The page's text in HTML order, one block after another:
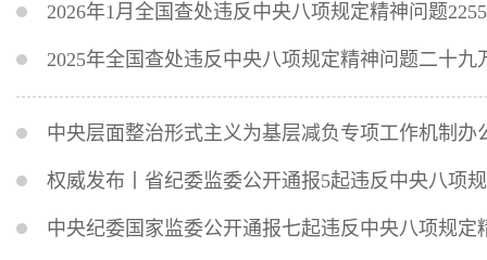
2026年1月全国查处违反中央八项规定精神问题
2025年全国查处违反中央八项规定精神问题二十九
中央层面整治形式主义为基层减负专项工作机制
权威发布丨省纪委监委公开通报5起违反中央八项
中央纪委国家监委公开通报七起违反中央八项规定